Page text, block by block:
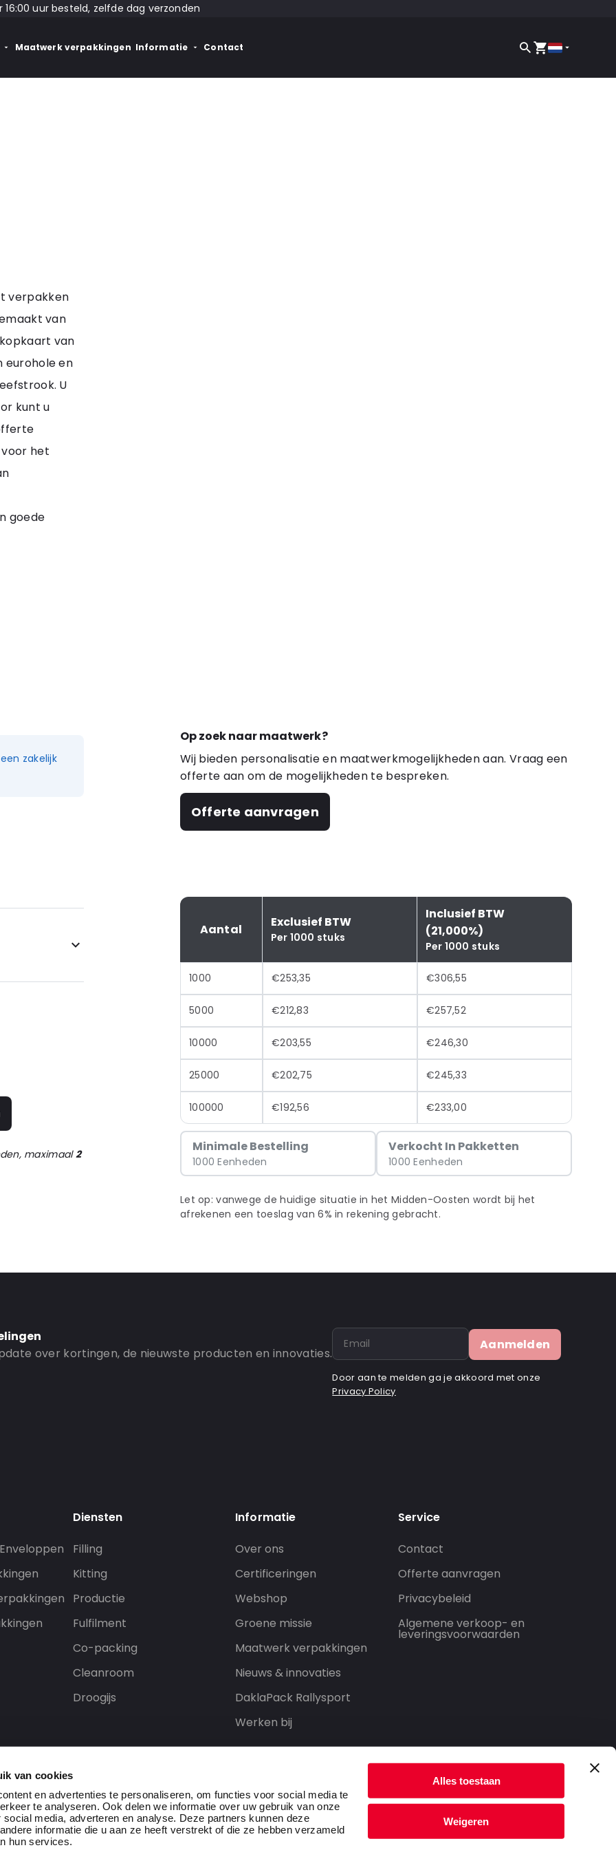
van cookies
en advertenties te personaliseren, om functies voor social media te
te analyseren. Ook delen we informatie over uw gebruik van onze
media, adverteren en analyse. Deze partners kunnen deze
informatie die u aan ze heeft verstrekt of die ze hebben verzameld
hun services.
Alles toestaan
Weigeren
uur besteld, zelfde dag verzonden
Maatwerk verpakkingen Informatie Contact
Op zoek naar maatwerk?
Wij bieden personalisatie en maatwerkmogelijkheden aan. Vraag een
offerte aan om de mogelijkheden te bespreken.
Offerte aanvragen
Aantal Exclusief BTW
Per 1000 stuks
Inclusief BTW
(21,000%)
Per 1000 stuks
1000 €253,35 €306,55
5000 €212,83 €257,52
10000 €203,55 €246,30
25000 €202,75 €245,33
100000 €192,56 €233,00
Minimale Bestelling
1000 Eenheden
Verkocht In Pakketten
1000 Eenheden
Let op: vanwege de huidige situatie in het Midden-Oosten wordt bij het
afrekenen een toeslag van 6% in rekening gebracht.
verpakken
van
van
eurohole en
U
kunt u
het
goede
zakelijk
maximaal2
over kortingen, de nieuwste producten en innovaties.
Aanmelden
Door aan te melden ga je akkoord met onze
Privacy Policy
Diensten
Filling
Kitting
Productie
Fulfilment
Co-packing
Cleanroom
Droogijs
Informatie
Over ons
Certificeringen
Webshop
Groene missie
Maatwerk verpakkingen
Nieuws & innovaties
DaklaPack Rallysport
Werken bij
Service
Contact
Offerte aanvragen
Privacybeleid
Algemene verkoop- en
leveringsvoorwaarden